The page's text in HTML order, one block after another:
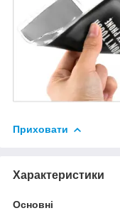
Приховати
Характеристики
Основні